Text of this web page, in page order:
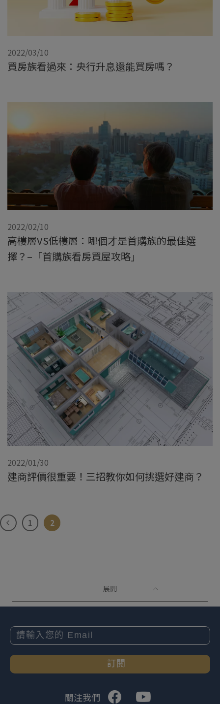
2022/03/10
買房族看過來：央行升息還能買房嗎？
2022/02/10
高樓層VS低樓層：哪個才是首購族的最佳選
擇？–「首購族看房買屋攻略」
2022/01/30
建商評價很重要！三招教你如何挑選好建商？
1 2
展開
關注我們
訂閱